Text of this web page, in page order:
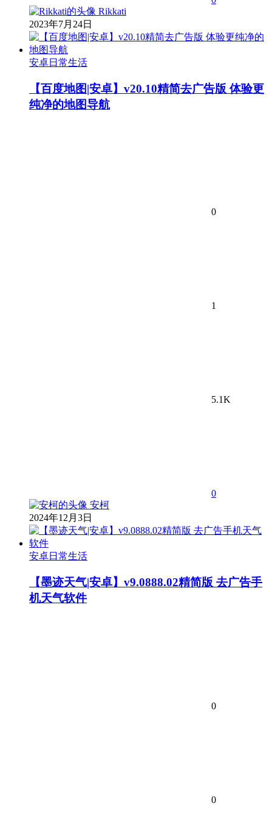
Rikkati
2023年7月24日
安卓日常生活
【百度地图|安卓】v20.10精简去广告版 体验更
纯净的地图导航
0
1
5.1K
0
安柯
2024年12月3日
安卓日常生活
【墨迹天气|安卓】v9.0888.02精简版 去广告手
机天气软件
0
0